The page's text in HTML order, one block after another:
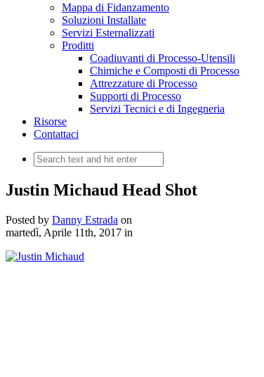
Mappa di Fidanzamento
Soluzioni Installate
Servizi Esternalizzati
Proditti
Coadiuvanti di Processo-Utensili
Chimiche e Composti di Processo
Attrezzature di Processo
Supporti di Processo
Servizi Tecnici e di Ingegneria
Risorse
Contattaci
Justin Michaud Head Shot
Posted by Danny Estrada on
martedì, Aprile 11th, 2017 in